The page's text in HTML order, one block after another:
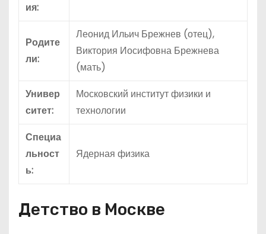
ия:
Родите
ли:
Леонид Ильич Брежнев (отец),
Виктория Иосифовна Брежнева
(мать)
Универ
ситет:
Московский институт физики и
технологии
Специа
льност
ь:
Ядерная физика
Детство в Москве